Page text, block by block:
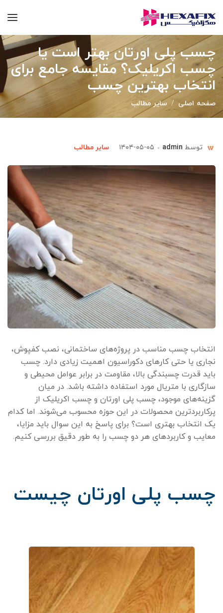
چسب پلی اورتان بهتر است یا
چسب اکریلیک؟ مقایسه جامع برای
انتخاب بهترین چسب
صفحه اصلی سایر مطالب
توسط admin ۱۴۰۴-۰۵-۰۵ سایر مطالب
انتخاب چسب مناسب در پروژه‌های ساختمانی، نصب کفپوش،
نجاری یا حتی کارهای دکوراسیون اهمیت زیادی دارد. چسب
باید قدرت چسبندگی بالا، مقاومت در برابر عوامل محیطی و
سازگاری با متریال مورد استفاده داشته باشد. در میان
گزینه‌های موجود، چسب پلی اورتان و چسب اکریلیک از
پرکاربردترین محصولات در این حوزه محسوب می‌شوند. اما کدام
یک انتخاب بهتری است؟ برای پاسخ به این سوال باید مزایا،
معایب و کاربردهای هر دو چسب را به طور دقیق بررسی کنیم.
چسب پلی اورتان چیست